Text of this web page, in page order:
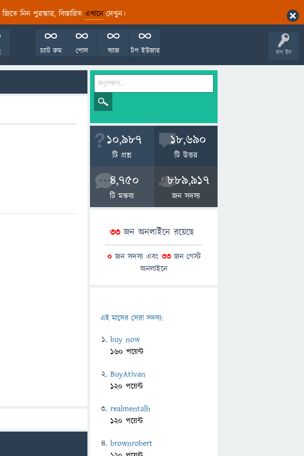
নিন পুরস্কার, বিস্তারিত এখানেদেখুন।
লগ ইন
টপ ইউজার
ব্যাজ
পোল
চ্যাট রুম
10,987
টি প্রশ্ন
18,690
টি উত্তর
4,750
টি মন্তব্য
889,917
জন সদস্য
33জন অনলাইনে রয়েছে
0জন সদস্য এবং 33জন গেস্ট
অনলাইনে
এই মাসের সেরা সদস্য:
buy now
160 পয়েন্ট
BuyAtivan
120 পয়েন্ট
realmentalh
120 পয়েন্ট
brownrobert